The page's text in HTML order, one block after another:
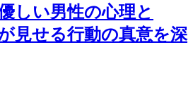
しい男性の心理と
見せる行動の真意を深